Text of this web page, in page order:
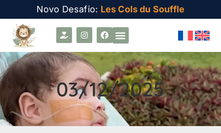
Novo Desafio: Les Cols du Souffle
03/12/2025